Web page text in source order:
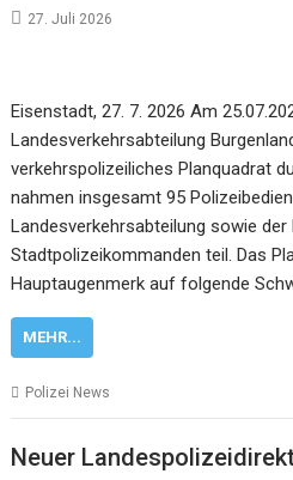
27. Juli 2026
Eisenstadt, 27. 7. 2026 Am
Landesverkehrsabteilung
verkehrspolizeiliches Planquadrat
nahmen insgesamt 95
Landesverkehrsabteilung sowie der
Stadtpolizeikommanden teil. Das
Hauptaugenmerk auf folgende
MEHR...
Polizei News
Neuer